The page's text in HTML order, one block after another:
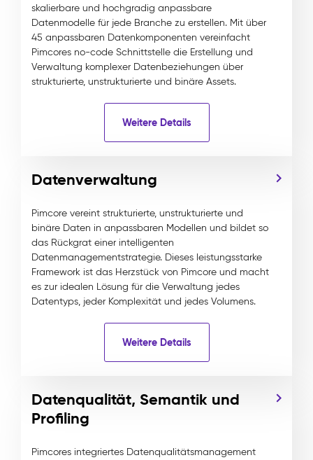
skalierbare und hochgradig anpassbare
Datenmodelle für jede Branche zu erstellen. Mit über
45 anpassbaren Datenkomponenten vereinfacht
Pimcores no-code Schnittstelle die Erstellung und
Verwaltung komplexer Datenbeziehungen über
strukturierte, unstrukturierte und binäre Assets.
Weitere Details
Datenverwaltung
Pimcore vereint strukturierte, unstrukturierte und
binäre Daten in anpassbaren Modellen und bildet so
das Rückgrat einer intelligenten
Datenmanagementstrategie. Dieses leistungsstarke
Framework ist das Herzstück von Pimcore und macht
es zur idealen Lösung für die Verwaltung jedes
Datentyps, jeder Komplexität und jedes Volumens.
Weitere Details
Datenqualität, Semantik und
Profiling
Pimcores integriertes Datenqualitätsmanagement